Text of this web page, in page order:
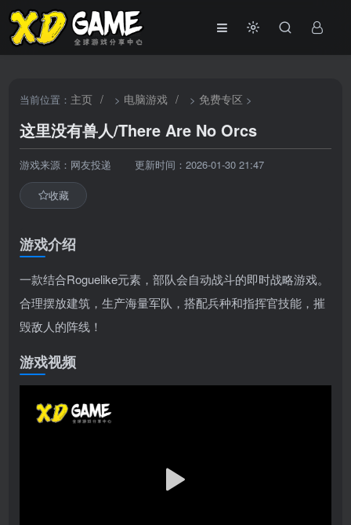
当前位置： 主页 / > 电脑游戏 / > 免费专区 >
这里没有兽人/There Are No Orcs
游戏来源：网友投递 更新时间：2026-01-30 21:47
收藏
游戏介绍
一款结合Roguelike元素，部队会自动战斗的即时战略游戏。
合理摆放建筑，生产海量军队，搭配兵种和指挥官技能，摧
毁敌人的阵线！
游戏视频